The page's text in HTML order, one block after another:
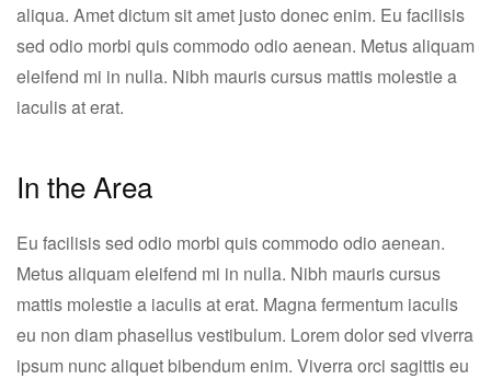
aliqua. Amet dictum sit amet justo donec enim. Eu facilisis
sed odio morbi quis commodo odio aenean. Metus aliquam
eleifend mi in nulla. Nibh mauris cursus mattis molestie a
iaculis at erat.
In the Area
Eu facilisis sed odio morbi quis commodo odio aenean.
Metus aliquam eleifend mi in nulla. Nibh mauris cursus
mattis molestie a iaculis at erat. Magna fermentum iaculis
eu non diam phasellus vestibulum. Lorem dolor sed viverra
ipsum nunc aliquet bibendum enim. Viverra orci sagittis eu